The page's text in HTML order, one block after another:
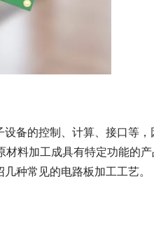
备的控制、计算、接口等
料加工成具有特定功能的
种常见的电路板加工工艺。